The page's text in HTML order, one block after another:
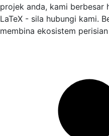
projek anda, kami berbesar
LaTeX - sila hubungi kami.
membina ekosistem